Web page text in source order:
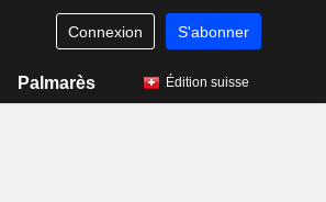
Connexion S'abonner
Palmarès Édition suisse